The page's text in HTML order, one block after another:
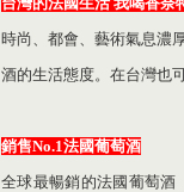
時尚、都會、藝術氣息濃
酒的生活態度。在台灣也
銷售No.1法國葡萄酒
全球最暢銷的法國葡萄酒